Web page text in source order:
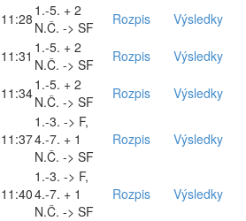
11:28 1.-5. + 2
N.Č. -> SF
Rozpis Výsledky
11:31 1.-5. + 2
N.Č. -> SF
Rozpis Výsledky
11:341.-5. + 2
N.Č. -> SF
Rozpis Výsledky
11:37
1.-3. -> F,
4.-7. + 1
N.Č. -> SF
Rozpis Výsledky
11:40
1.-3. -> F,
4.-7. + 1
N.Č. -> SF
Rozpis Výsledky